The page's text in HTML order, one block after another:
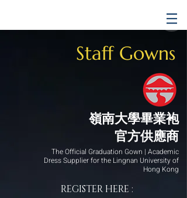
Staff Gowns
嶺南大學畢業袍
官方供應商
The Official Graduation Gown | Academic
Dress Supplier for the Lingnan University of
Hong Kong
REGISTER HERE :